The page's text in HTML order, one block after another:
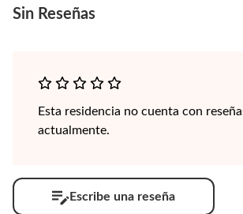
Sin Reseñas
Esta residencia no cuenta con
actualmente.
Escribe una reseña